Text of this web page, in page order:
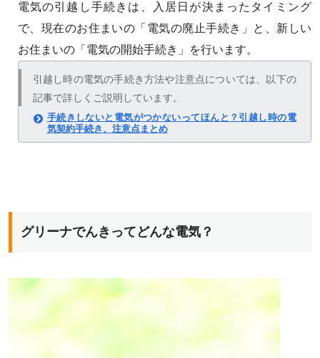
電気の引越し手続きは、入居日が決まったタイミング
で、現在のお住まいの「電気の廃止手続き」と、新しい
お住まいの「電気の開始手続き」を行います。
引越し時の電気の手続き方法や注意点については、以下の
記事で詳しくご説明しています。
手続きしないと電気がつかないってほんと？引越し時の電
気契約手続き、注意点まとめ
グリーナでんきってどんな電気？